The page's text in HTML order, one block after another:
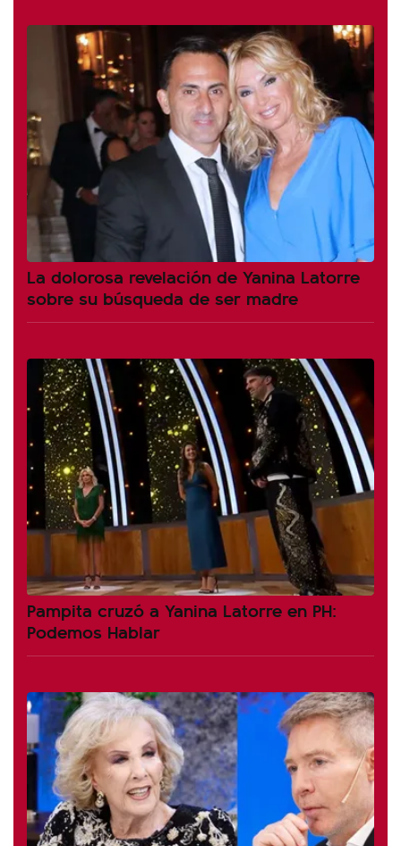
La dolorosa revelación de Yanina Latorre
sobre su búsqueda de ser madre
Pampita cruzó a Yanina Latorre en PH:
Podemos Hablar